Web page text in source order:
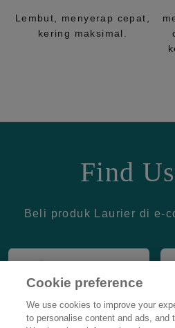
Lembut, menyerap cepat,
kering maksimal.
Find
Beli produk Laurier di e-
Cookie preference
We use cookies to improve your
to personalise content and ads, and